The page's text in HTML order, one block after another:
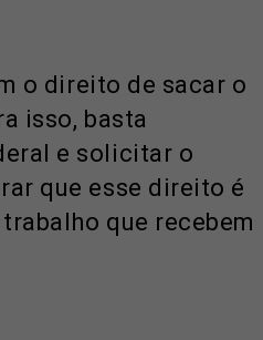
o direito de sacar o
isso, basta
e solicitar o
que esse direito é
que recebem